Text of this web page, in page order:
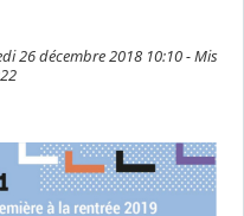
26 décembre 2018 10:10 - Mis